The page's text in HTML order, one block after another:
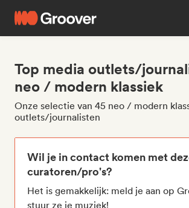
Top media outlets/
neo / modern klassiek
Onze selectie van 45 neo / modern
outlets/journalisten
Wil je in contact komen met
curatoren/pro's?
Het is gemakkelijk: meld je aan op
stuur ze je muziek!